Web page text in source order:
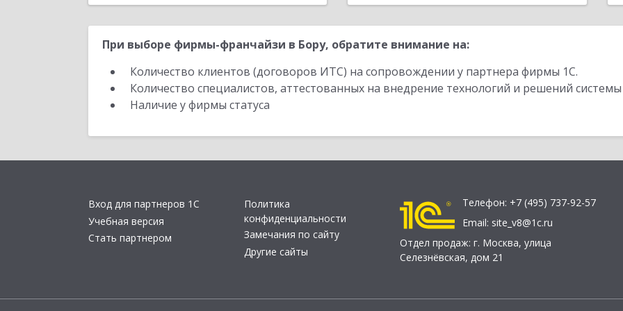
При выборе фирмы-франчайзи в Бору, обратите внимание на:
Количество клиентов (договоров ИТС) на сопровождении у партнера фирмы 1С.
Количество специалистов, аттестованных на внедрение технологий и решений
Наличие у фирмы статуса
Вход для партнеров 1С
Учебная версия
Стать партнером
Политика
конфиденциальности
Замечания по сайту
Другие сайты
Телефон: +7 (495) 737-92-57
Email: site_v8@1c.ru
Отдел продаж: г. Москва, улица
Селезнёвская, дом 21